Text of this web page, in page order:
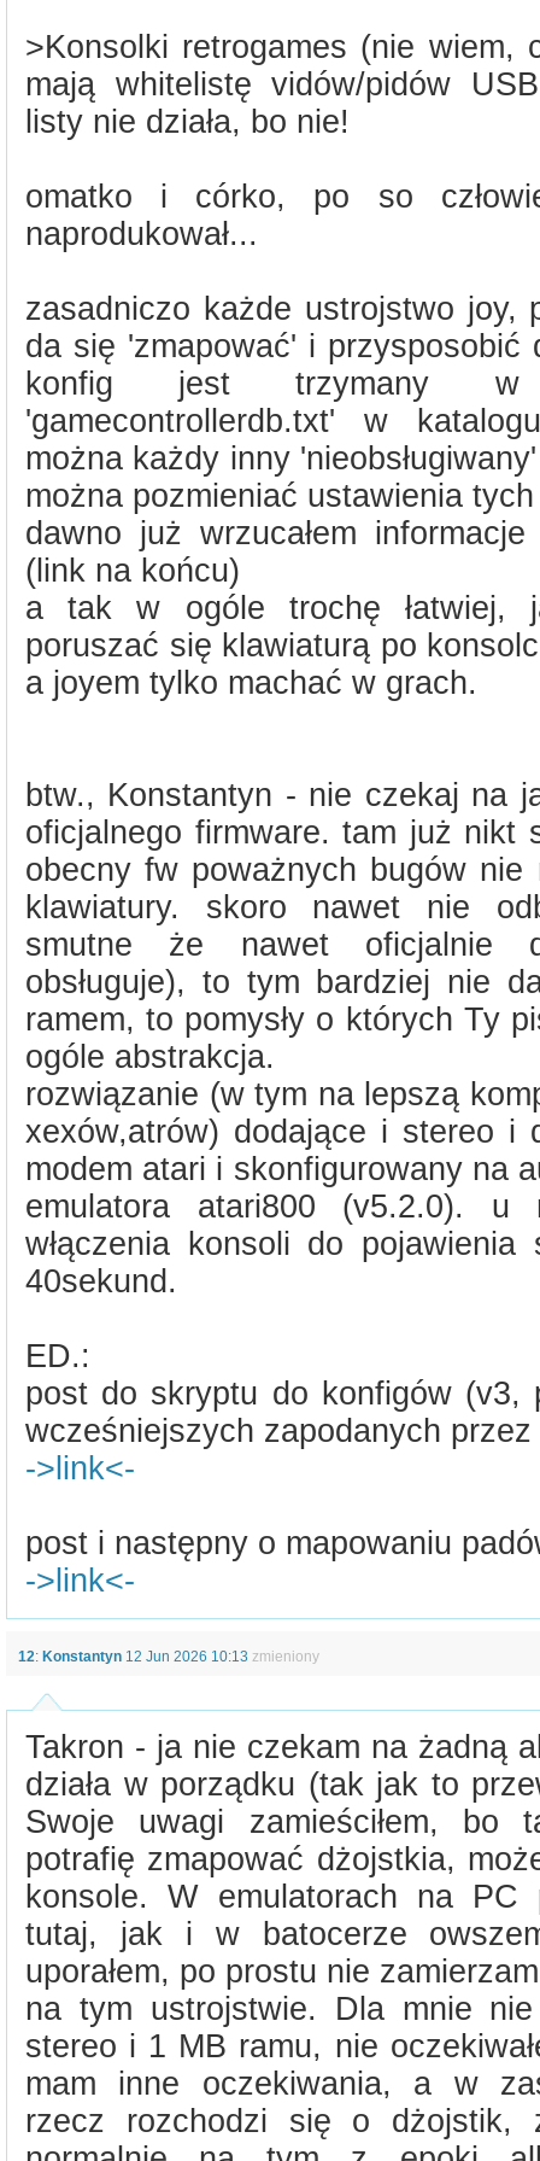
>Konsolki retrogames (nie wiem,
mają whitelistę vidów/pidów
listy nie działa, bo nie!
omatko i córko, po so
naprodukował...
zasadniczo każde ustrojstwo joy,
da się 'zmapować' i przysposobić
konfig jest trzymany w
'gamecontrollerdb.txt' w
można każdy inny
można pozmieniać ustawienia
dawno już wrzucałem
(link na końcu)
a tak w ogóle trochę łatwiej,
poruszać się klawiaturą po
a joyem tylko machać w grach.
btw., Konstantyn - nie czekaj na
oficjalnego firmware. tam już nikt
obecny fw poważnych bugów
klawiatury. skoro nawet nie
smutne że nawet oficjalnie
obsługuje), to tym bardziej nie
ramem, to pomysły o których Ty
ogóle abstrakcja.
rozwiązanie (w tym na lepszą
xexów,atrów) dodające i stereo i
modem atari i skonfigurowany na
emulatora atari800 (v5.2.0).
włączenia konsoli do
40sekund.
ED.:
post do skryptu do konfigów (v3,
wcześniejszych zapodanych
->link<-
post i następny o mapowaniu
->link<-
12: Konstantyn 12 Jun 2026 10:13 zmieniony
Takron - ja nie czekam na żadną
działa w porządku (tak jak to
Swoje uwagi zamieściłem,
potrafię zmapować dżojstkia,
konsole. W emulatorach na
tutaj, jak i w batocerze
uporałem, po prostu nie
na tym ustrojstwie. Dla mnie
stereo i 1 MB ramu, nie
mam inne oczekiwania, a w
rzecz rozchodzi się o dżojstik,